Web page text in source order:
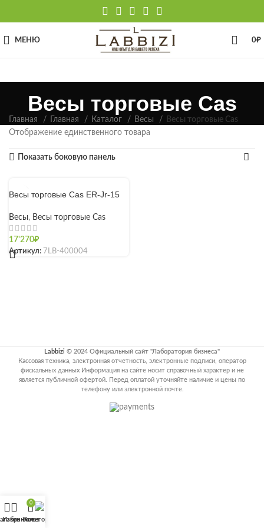
МЕНЮ 0₽
Весы торговые Cas
Главная Главная Каталог Весы
Весы торговые Cas
Отображение единственного товара
Показать боковую панель
Весы торговые Cas ER-Jr-15
Весы, Весы торговые Cas
17'270₽
Артикул: 7LB-400004
Labbizi © 2024 Официальный сайт "Лаборатория бизнеса"
Кассовая техника, электронная отчетность, электронные подписи, оператор
фискальных данных Информация на сайте носит справочный характер и не
является публичной офертой. Перед оплатой уточняйте наличие и цены по
телефону или электронной почте.
Избранное
0
Заказ
Категории